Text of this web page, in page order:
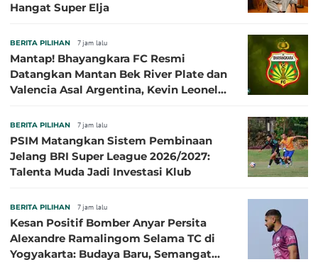
Hangat Super Elja
BERITA PILIHAN 7 jam lalu
Mantap! Bhayangkara FC Resmi
Datangkan Mantan Bek River Plate dan
Valencia Asal Argentina, Kevin Leonel
BERITA PILIHAN 7 jam lalu
PSIM Matangkan Sistem Pembinaan
Jelang BRI Super League 2026/2027:
Talenta Muda Jadi Investasi Klub
BERITA PILIHAN 7 jam lalu
Kesan Positif Bomber Anyar Persita
Alexandre Ramalingom Selama TC di
Yogyakarta: Budaya Baru, Semangat